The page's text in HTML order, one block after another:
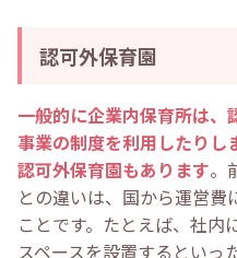
認可外保育園
一般的に企業内保育所は、
事業の制度を利用したりし
認可外保育園もあります。
との違いは、国から運営費
ことです。たとえば、社内
スペースを設置するといっ